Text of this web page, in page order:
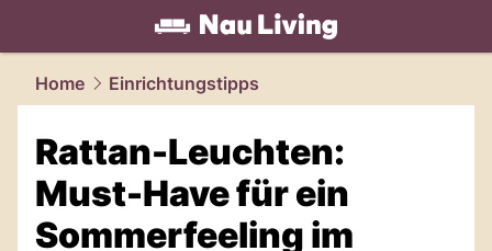
living.NAU.ch
Home Einrichtungstipps
Rattan-Leuchten:
Must-Have für ein
Sommerfeeling im